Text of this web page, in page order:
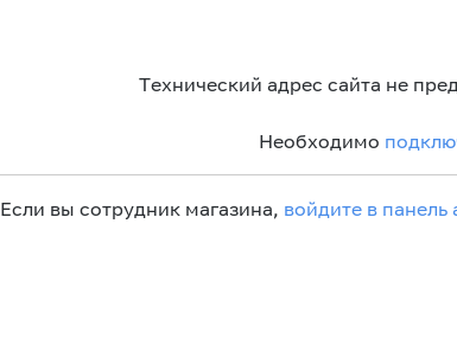
Технический адрес сайта не
Необходимо
Если вы сотрудник магазина, войдите в